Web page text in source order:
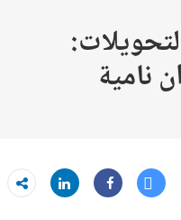
نامية
Tweet
Share
Share